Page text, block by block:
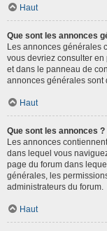
Haut
Que sont les annonces
Les annonces générales
vous devriez consulter
et dans le panneau de
annonces générales sont
Haut
Que sont les annonces ?
Les annonces
dans lequel vous
page du forum dans
générales, les
administrateurs du forum.
Haut